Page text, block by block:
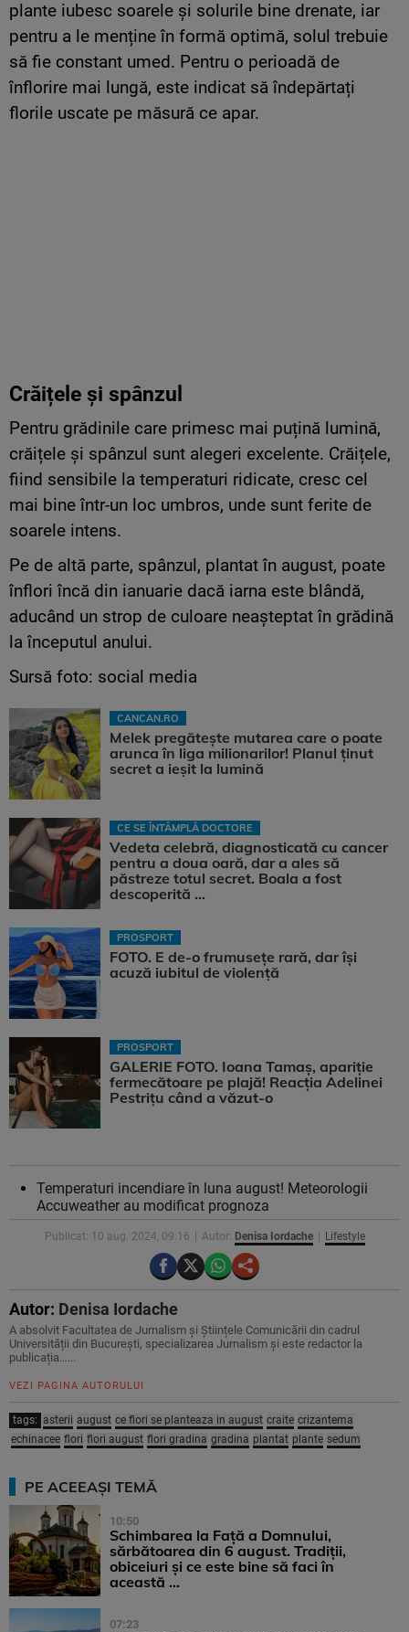
plante iubesc soarele și solurile bine drenate, iar
pentru a le menține în formă optimă, solul trebuie
să fie constant umed. Pentru o perioadă de
înflorire mai lungă, este indicat să îndepărtați
florile uscate pe măsură ce apar.
Crăițele și spânzul
Pentru grădinile care primesc mai puțină lumină,
crăițele și spânzul sunt alegeri excelente. Crăițele,
fiind sensibile la temperaturi ridicate, cresc cel
mai bine într-un loc umbros, unde sunt ferite de
soarele intens.
Pe de altă parte, spânzul, plantat în august, poate
înflori încă din ianuarie dacă iarna este blândă,
aducând un strop de culoare neașteptat în grădină
la începutul anului.
Sursă foto: social media
CANCAN.RO
Melek pregătește mutarea care o poate
arunca în liga milionarilor! Planul ținut
secret a ieșit la lumină
CE SE ÎNTÂMPLĂ DOCTORE
Vedeta celebră, diagnosticată cu cancer
pentru a doua oară, dar a ales să
păstreze totul secret. Boala a fost
descoperită ...
PROSPORT
FOTO. E de-o frumusețe rară, dar își
acuză iubitul de violență
PROSPORT
GALERIE FOTO. Ioana Tamaş, apariție
fermecătoare pe plajă! Reacția Adelinei
Pestrițu când a văzut-o
Temperaturi incendiare în luna august! Meteorologii
Accuweather au modificat prognoza
Publicat: 10 aug. 2024, 09:16 Autor: Denisa Iordache Lifestyle
Autor: Denisa Iordache
A absolvit Facultatea de Jurnalism și Științele Comunicării din cadrul
Universității din București, specializarea Jurnalism și este redactor la
publicația…...
VEZI PAGINA AUTORULUI
tags: asterii august ce flori se planteaza in august craite crizantema
echinacee flori flori august flori gradina gradina plantat plante sedum
PE ACEEAȘI TEMĂ
10:50
Schimbarea la Față a Domnului,
sărbătoarea din 6 august. Tradiții,
obiceiuri și ce este bine să faci în
această ...
07:23